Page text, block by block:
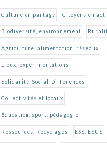
Culture en partage Citoyens en
Biodiversité, environnement
Agriculture, alimentation, réseaux
Lieux, expérimentations
Solidarité-Social-Différences
Collectivités et locaux
Éducation, sport, pédagogie
Ressources, Recyclages ESS, ESUS